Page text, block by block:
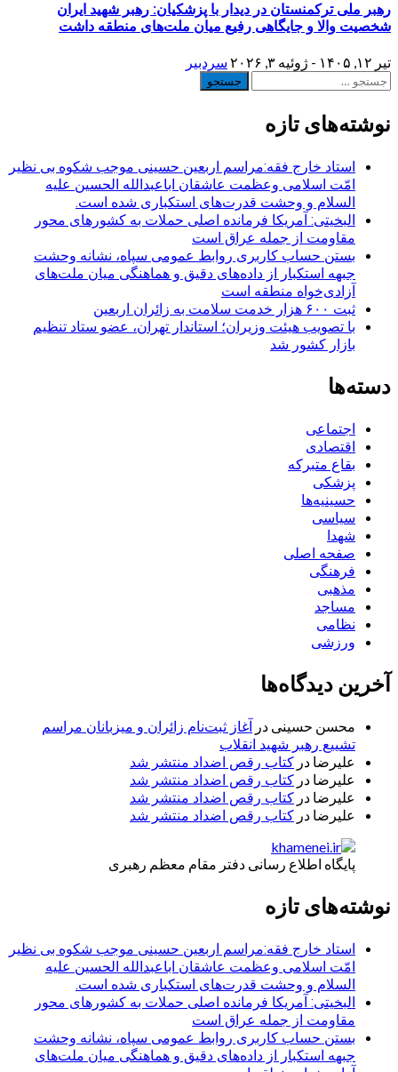
رهبر ملی ترکمنستان در دیدار با پزشکیان: رهبر شهید ایران
شخصیت والا و جایگاهی رفیع میان ملت‌های منطقه داشت
تیر ۱۲, ۱۴۰۵ - ژوئیه ۳, ۲۰۲۶
سردبیر
جستجو
نوشته‌های تازه
استاد خارج فقه:مراسم اربعین حسینی موجب شکوه بی نظیر
امّت اسلامی وعظمت عاشقان اباعبدالله الحسین علیه
السلام و وحشت قدرت‌های استکباری شده است.
البخیتی: آمریکا فرمانده اصلی حملات به کشورهای محور
مقاومت از جمله عراق است
بستن حساب کاربری روابط عمومی سپاه، نشانه‌ وحشت
جبهه استکبار از داده‌های دقیق و هماهنگی میان ملت‌های
آزادی‌خواه منطقه است
ثبت ۶۰۰ هزار خدمت سلامت به زائران اربعین
با تصویب هیئت وزیران؛ استاندار تهران، عضو ستاد تنظیم
بازار کشور شد
دسته‌ها
اجتماعی
اقتصادی
بقاع متبرکه
پزشکی
حسینیه‌ها
سیاسی
شهدا
صفحه اصلی
فرهنگی
مذهبی
مساجد
نظامی
ورزشی
آخرین دیدگاه‌ها
محسن حسینی در آغاز ثبت‌نام زائران و میزبانان مراسم
تشییع رهبر شهید انقلاب
علیرضا در کتاب رقص اضداد منتشر شد
علیرضا در کتاب رقص اضداد منتشر شد
علیرضا در کتاب رقص اضداد منتشر شد
علیرضا در کتاب رقص اضداد منتشر شد
پایگاه اطلاع رسانی دفتر مقام معظم رهبری
نوشته‌های تازه
استاد خارج فقه:مراسم اربعین حسینی موجب شکوه بی نظیر
امّت اسلامی وعظمت عاشقان اباعبدالله الحسین علیه
السلام و وحشت قدرت‌های استکباری شده است.
البخیتی: آمریکا فرمانده اصلی حملات به کشورهای محور
مقاومت از جمله عراق است
بستن حساب کاربری روابط عمومی سپاه، نشانه‌ وحشت
جبهه استکبار از داده‌های دقیق و هماهنگی میان ملت‌های